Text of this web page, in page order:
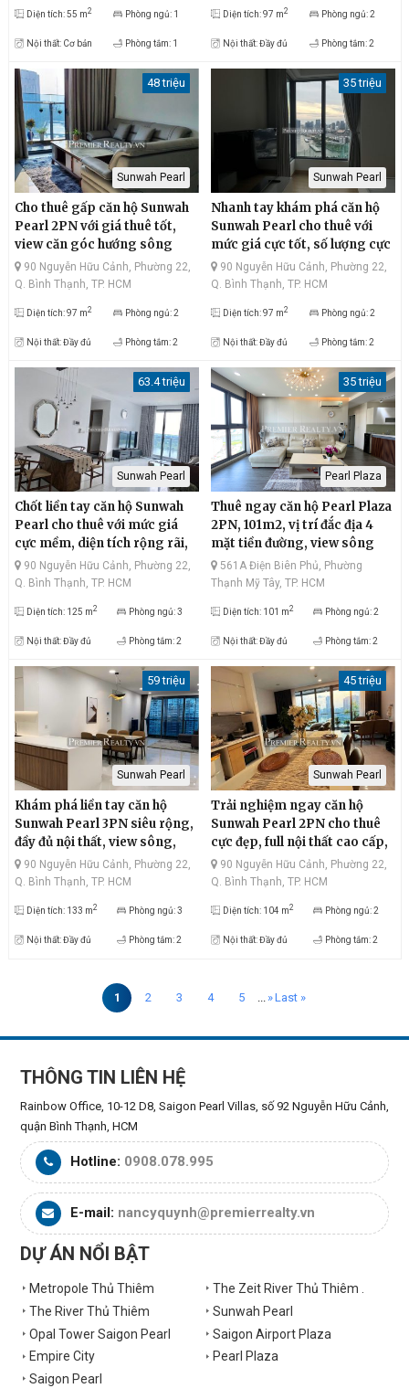
Diện tích: 55 m2 Phòng ngủ: 1
Nội thất: Cơ bản Phòng tắm: 1
Diện tích: 97 m2 Phòng ngủ: 2
Nội thất: Đầy đủ Phòng tắm: 2
48 triệu
Sunwah Pearl
Cho thuê gấp căn hộ Sunwah
Pearl 2PN với giá thuê tốt,
view căn góc hướng sông
bao đẹp, quận 1 sầm uất, diện
tích thông thoáng, thiết kế
90 Nguyễn Hữu Cảnh, Phường 22,
Q. Bình Thạnh, TP. HCM
Diện tích: 97 m2 Phòng ngủ: 2
Nội thất: Đầy đủ Phòng tắm: 2
35 triệu
Sunwah Pearl
Nhanh tay khám phá căn hộ
Sunwah Pearl cho thuê với
mức giá cực tốt, số lượng cực
hiếm, view sông siêu thoáng,
quận 1 hiện đại thiết kế bắt
90 Nguyễn Hữu Cảnh, Phường 22,
Q. Bình Thạnh, TP. HCM
Diện tích: 97 m2 Phòng ngủ: 2
Nội thất: Đầy đủ Phòng tắm: 2
63.4 triệu
Sunwah Pearl
Chốt liền tay căn hộ Sunwah
Pearl cho thuê với mức giá
cực mềm, diện tích rộng rãi,
view căn hộ nhìn ra sông mát
mẻ, thiết kế sang trọng
90 Nguyễn Hữu Cảnh, Phường 22,
Q. Bình Thạnh, TP. HCM
Diện tích: 125 m2 Phòng ngủ: 3
Nội thất: Đầy đủ Phòng tắm: 2
35 triệu
Pearl Plaza
Thuê ngay căn hộ Pearl Plaza
2PN, 101m2, vị trí đắc địa 4
mặt tiền đường, view sông
thoáng mát, Landmark81 rực
rỡ
561A Điện Biên Phủ, Phường
Thạnh Mỹ Tây, TP. HCM
Diện tích: 101 m2 Phòng ngủ: 2
Nội thất: Đầy đủ Phòng tắm: 2
59 triệu
Sunwah Pearl
Khám phá liền tay căn hộ
Sunwah Pearl 3PN siêu rộng,
đầy đủ nội thất, view sông,
giá thuê cực mềm
90 Nguyễn Hữu Cảnh, Phường 22,
Q. Bình Thạnh, TP. HCM
Diện tích: 133 m2 Phòng ngủ: 3
Nội thất: Đầy đủ Phòng tắm: 2
45 triệu
Sunwah Pearl
Trải nghiệm ngay căn hộ
Sunwah Pearl 2PN cho thuê
cực đẹp, full nội thất cao cấp,
view sông thoáng, quận 1
hiện đại, giá thuê tốt
90 Nguyễn Hữu Cảnh, Phường 22,
Q. Bình Thạnh, TP. HCM
Diện tích: 104 m2 Phòng ngủ: 2
Nội thất: Đầy đủ Phòng tắm: 2
1 2 3 4 5 »Last »
THÔNG TIN LIÊN HỆ
Rainbow Office, 10-12 D8, Saigon Pearl Villas, số 92 Nguyễn Hữu Cảnh,
quận Bình Thạnh, HCM
Hotline: 0908.078.995
E-mail: nancyquynh@premierrealty.vn
DỰ ÁN NỔI BẬT
Metropole Thủ Thiêm
The Zeit River Thủ Thiêm .
The River Thủ Thiêm
Sunwah Pearl
Opal Tower Saigon Pearl
Saigon Airport Plaza
Empire City
Pearl Plaza
Saigon Pearl